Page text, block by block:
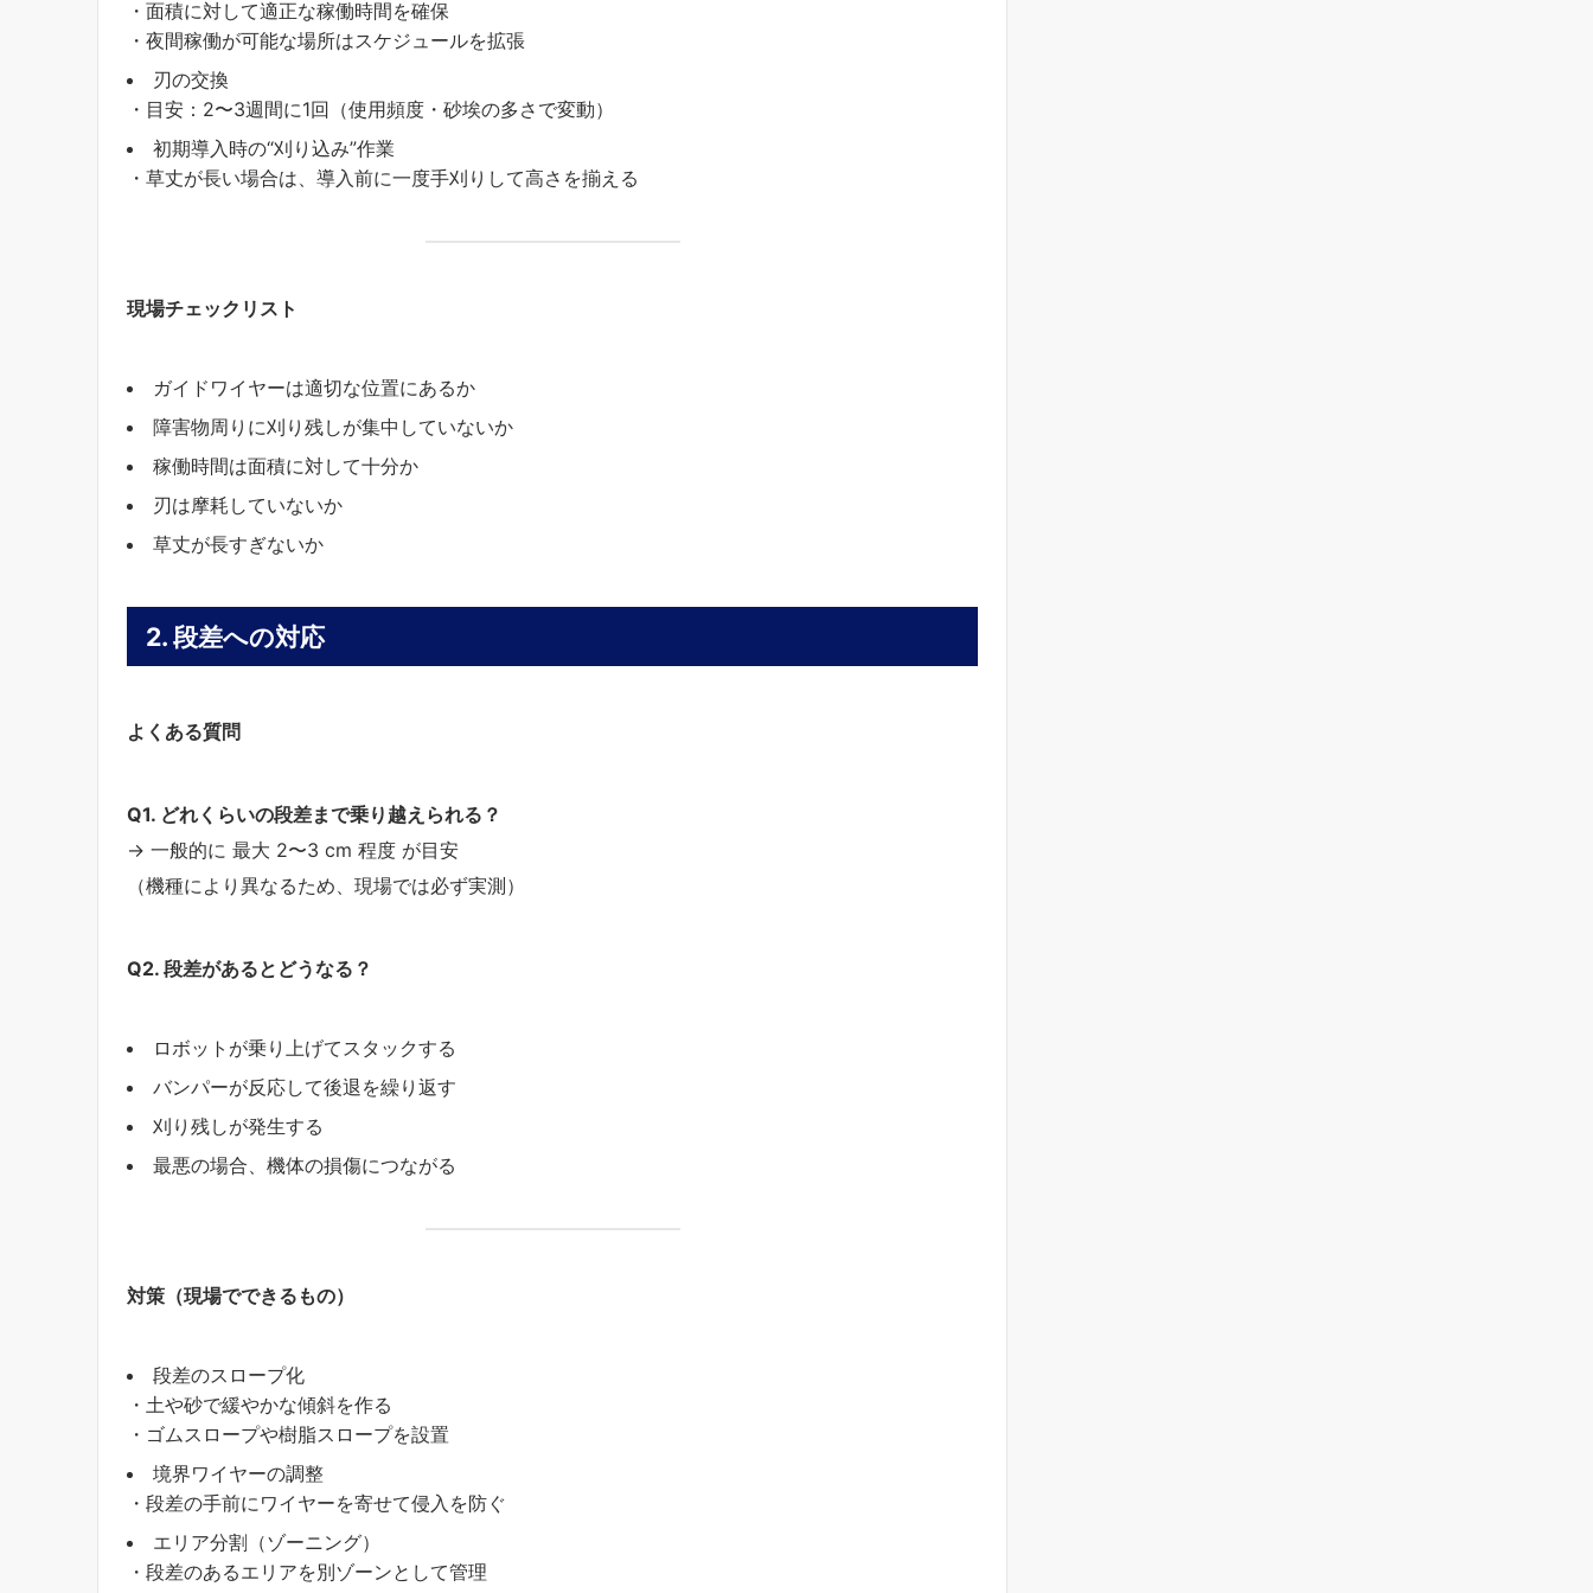
・面積に対して適正な稼働時間を確保
・夜間稼働が可能な場所はスケジュールを拡張
刃の交換
・目安：2〜3週間に1回（使用頻度・砂埃の多さで変動）
初期導入時の“刈り込み”作業
・草丈が長い場合は、導入前に一度手刈りして高さを揃える
現場チェックリスト
ガイドワイヤーは適切な位置にあるか
障害物周りに刈り残しが集中していないか
稼働時間は面積に対して十分か
刃は摩耗していないか
草丈が長すぎないか
2. 段差への対応
よくある質問
Q1. どれくらいの段差まで乗り越えられる？
→ 一般的に 最大 2〜3 cm 程度 が目安
（機種により異なるため、現場では必ず実測）
Q2. 段差があるとどうなる？
ロボットが乗り上げてスタックする
バンパーが反応して後退を繰り返す
刈り残しが発生する
最悪の場合、機体の損傷につながる
対策（現場でできるもの）
段差のスロープ化
・土や砂で緩やかな傾斜を作る
・ゴムスロープや樹脂スロープを設置
境界ワイヤーの調整
・段差の手前にワイヤーを寄せて侵入を防ぐ
エリア分割（ゾーニング）
・段差のあるエリアを別ゾーンとして管理